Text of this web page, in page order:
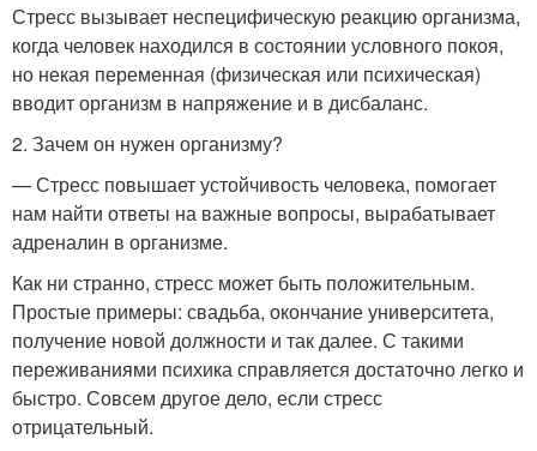
Стресс вызывает неспецифическую реакцию организма,
когда человек находился в состоянии условного покоя,
но некая переменная (физическая или психическая)
вводит организм в напряжение и в дисбаланс.
2. Зачем он нужен организму?
— Стресс повышает устойчивость человека, помогает
нам найти ответы на важные вопросы, вырабатывает
адреналин в организме.
Как ни странно, стресс может быть положительным.
Простые примеры: свадьба, окончание университета,
получение новой должности и так далее. С такими
переживаниями психика справляется достаточно легко и
быстро. Совсем другое дело, если стресс
отрицательный.